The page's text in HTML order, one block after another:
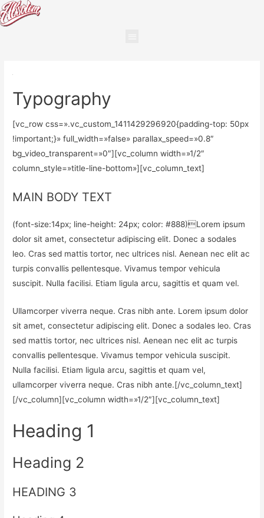
Typography
[vc_row css=».vc_custom_1411429296920{padding-top: 50px
!important;}» full_width=»false» parallax_speed=»0.8″
bg_video_transparent=»0″][vc_column width=»1/2″
column_style=»title-line-bottom»][vc_column_text]
MAIN BODY TEXT
(font-size:14px; line-height: 24px; color: #888)Lorem ipsum
dolor sit amet, consectetur adipiscing elit. Donec a sodales
leo. Cras sed mattis tortor, nec ultrices nisl. Aenean nec elit ac
turpis convallis pellentesque. Vivamus tempor vehicula
suscipit. Nulla facilisi. Etiam ligula arcu, sagittis et quam vel.
Ullamcorper viverra neque. Cras nibh ante. Lorem ipsum dolor
sit amet, consectetur adipiscing elit. Donec a sodales leo. Cras
sed mattis tortor, nec ultrices nisl. Aenean nec elit ac turpis
convallis pellentesque. Vivamus tempor vehicula suscipit.
Nulla facilisi. Etiam ligula arcu, sagittis et quam vel,
ullamcorper viverra neque. Cras nibh ante.[/vc_column_text]
[/vc_column][vc_column width=»1/2″][vc_column_text]
Heading 1
Heading 2
HEADING 3